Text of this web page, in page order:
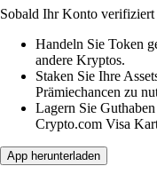
Sobald Ihr Konto verifiziert
Handeln Sie Token
andere Kryptos.
Staken Sie Ihre
Prämiechancen zu
Lagern Sie
Crypto.com Visa
App herunterladen